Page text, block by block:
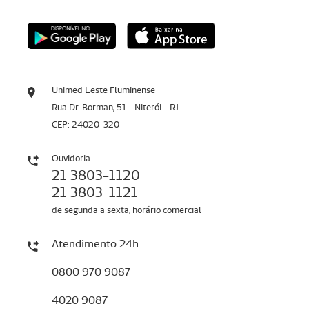
Unimed Leste Fluminense
Rua Dr. Borman, 51 - Niterói - RJ
CEP: 24020-320
Ouvidoria
21 3803-1120
21 3803-1121
de segunda a sexta, horário comercial
Atendimento 24h
0800 970 9087
4020 9087